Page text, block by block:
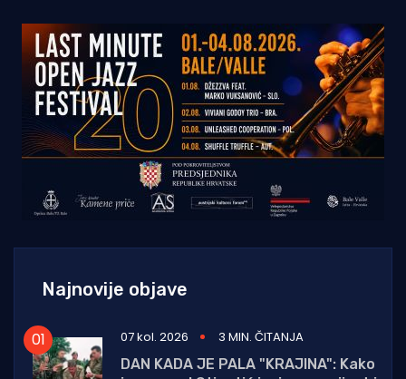
Najnovije objave
07 kol. 2026
3 MIN. ČITANJA
DAN KADA JE PALA "KRAJINA": Kako